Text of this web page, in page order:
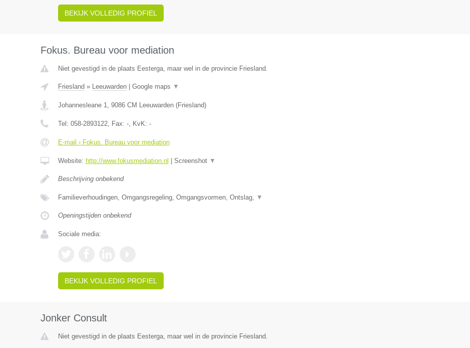
BEKIJK VOLLEDIG PROFIEL
Fokus. Bureau voor mediation
Niet gevestigd in de plaats Eesterga, maar wel in de provincie Friesland.
Friesland » Leeuwarden| Google maps ▼
Johannesleane 1, 9086 CM Leeuwarden(Friesland)
Tel: 058-2893122, Fax: -, KvK: -
E-mail › Fokus. Bureau voor mediation
Website: http://www.fokusmediation.nl Screenshot ▼
Beschrijving onbekend
Familieverhoudingen, Omgangsregeling, Omgangsvormen, Ontslag, ▼
Openingstijden onbekend
Sociale media:
BEKIJK VOLLEDIG PROFIEL
Jonker Consult
Niet gevestigd in de plaats Eesterga, maar wel in de provincie Friesland.